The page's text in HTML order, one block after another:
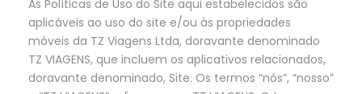
As Políticas de Uso do Site aqui estabelecidos são
aplicáveis ao uso do site e/ou às propriedades
móveis da TZ Viagens Ltda, doravante denominado
TZ VIAGENS, que incluem os aplicativos relacionados,
doravante denominado, Site. Os termos “nós”, “nosso”